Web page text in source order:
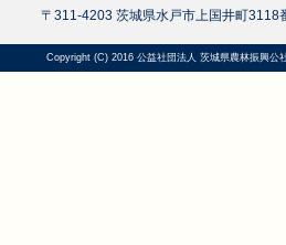
〒311-4203 茨城県水戸市上国井町
Copyright (C) 2016 公益社団法人 茨城県農林振興公